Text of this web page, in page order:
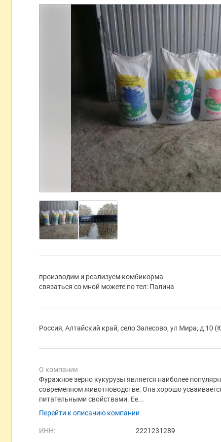
производим и реализуем комбикорма
связаться со мной можете по тел: Палина
Россия, Алтайский край, село Залесово, ул Мира, д 10
О компании
Фуражное зерно кукурузы является наиболее
современном животноводстве. Она хорошо
питательными свойствами. Ее...
Перейти к описанию компании
ИНН: 2221231289